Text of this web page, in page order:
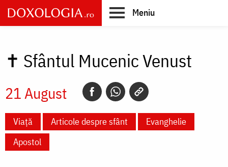
Skip
to
main
Meniu
✝ Sfântul Mucenic Venust
21 August
Viață Articole despre sfânt
Evanghelie
Apostol